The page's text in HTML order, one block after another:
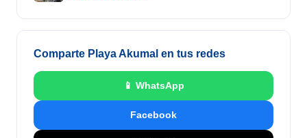
Comparte Playa Akumal en tus redes
📱 WhatsApp
Facebook